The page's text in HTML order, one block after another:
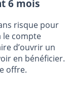
6 mois
risque pour
le compte
d’ouvrir un
en bénéficier.
offre.